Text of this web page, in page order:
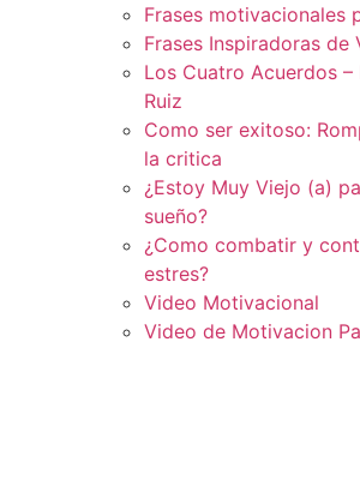
Frases motivacionales
Frases Inspiradoras de
Los Cuatro Acuerdos –
Ruiz
Como ser exitoso:
la critica
¿Estoy Muy Viejo (a)
sueño?
¿Como combatir y
estres?
Video Motivacional
Video de Motivacion